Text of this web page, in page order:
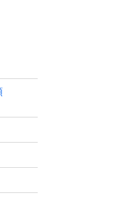
製造
生く
や